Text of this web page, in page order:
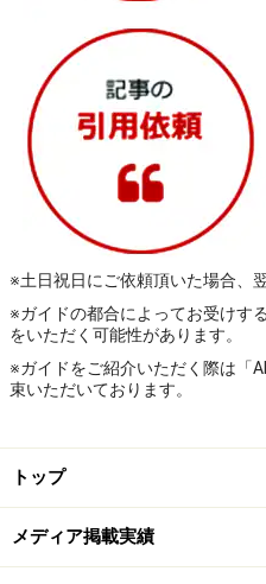
※土日祝日にご依頼頂いた場合、
※ガイドの都合によってお受けす
をいただく可能性があります。
※ガイドをご紹介いただく際は「
束いただいております。
トップ
メディア掲載実績